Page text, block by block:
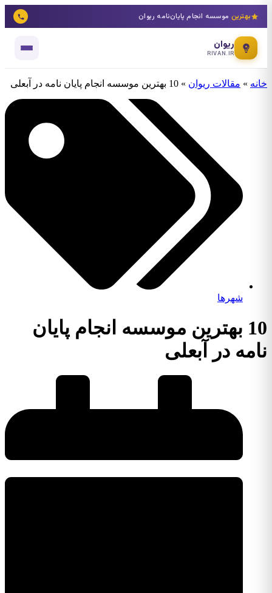
بهترینموسسه انجام پایان‌نامه ریوان
ریوان
RIVAN.IR
»مقالات ریوان»10 بهترین موسسه انجام پایان نامه در آبعلی
شهرها
10 بهترین موسسه انجام پایان
در آبعلی